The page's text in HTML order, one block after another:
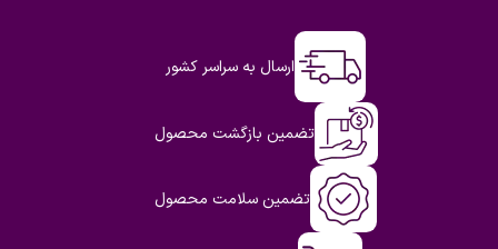
ارسال به سراسر کشور
تضمین بازگشت محصول
تضمین سلامت محصول